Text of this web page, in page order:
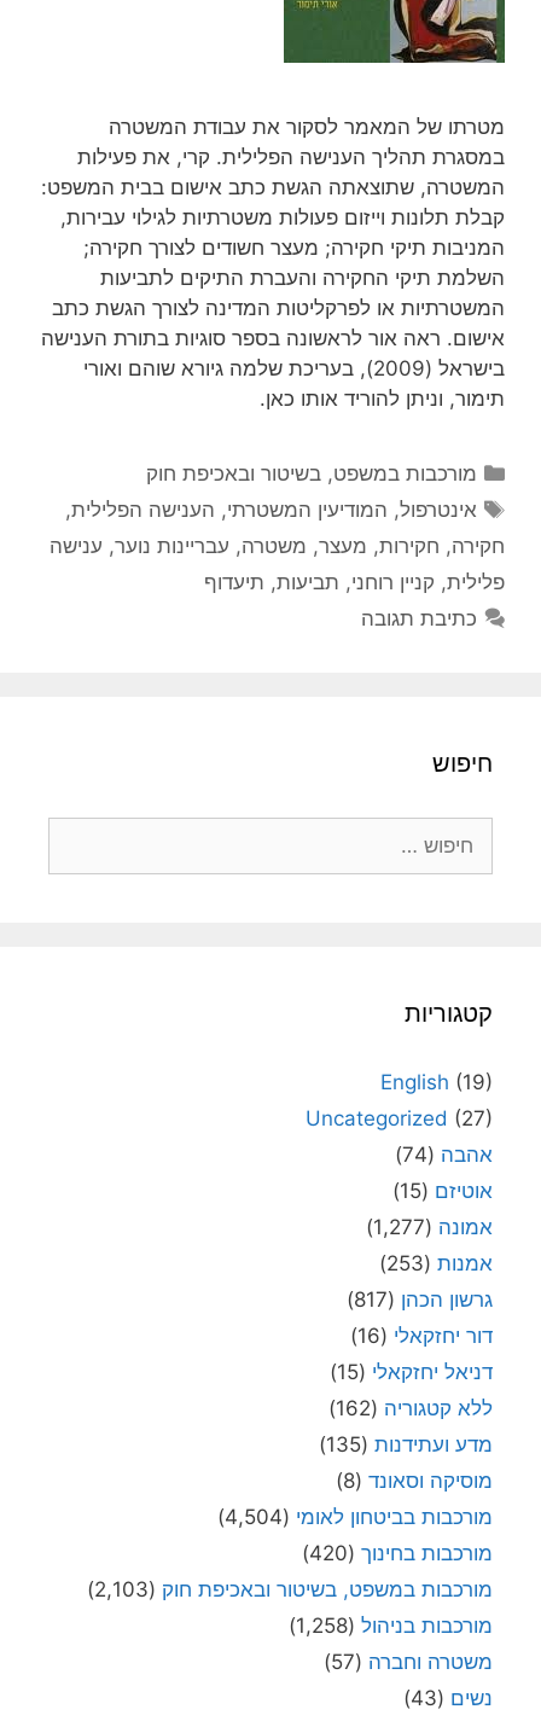
מטרתו של המאמר לסקור את עבודת המשטרה
במסגרת תהליך הענישה הפלילית. קרי, את פעילות
המשטרה, שתוצאתה הגשת כתב אישום בבית המשפט:
קבלת תלונות וייזום פעולות משטרתיות לגילוי עבירות,
המניבות תיקי חקירה; מעצר חשודים לצורך חקירה;
השלמת תיקי החקירה והעברת התיקים לתביעות
המשטרתיות או לפרקליטות המדינה לצורך הגשת כתב
אישום. ראה אור לראשונה בספר סוגיות בתורת הענישה
בישראל (2009), בעריכת שלמה גיורא שוהם ואורי
תימור, וניתן להוריד אותו כאן.
קטגוריות
מורכבות במשפט, בשיטור ובאכיפת חוק
תגיות
אינטרפול, המודיעין המשטרתי, הענישה הפלילית,
חקירה, חקירות, מעצר, משטרה, עבריינות נוער, ענישה
פלילית, קניין רוחני, תביעות, תיעדוף
כתיבת תגובה
חיפוש
קטגוריות
English (19)
Uncategorized (27)
אהבה (74)
אוטיזם (15)
אמונה (1,277)
אמנות (253)
גרשון הכהן (817)
דור יחזקאלי (16)
דניאל יחזקאלי (15)
ללא קטגוריה (162)
מדע ועתידנות (135)
מוסיקה וסאונד (8)
מורכבות בביטחון לאומי (4,504)
מורכבות בחינוך (420)
מורכבות במשפט, בשיטור ובאכיפת חוק (2,103)
מורכבות בניהול (1,258)
משטרה וחברה (57)
נשים (43)